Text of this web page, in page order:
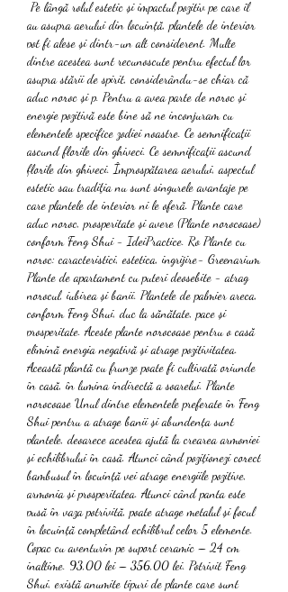
au asupra aerului din locuință, plantele de interior
pot fi alese și dintr-un alt considerent. Multe
dintre acestea sunt recunoscute pentru efectul lor
asupra stării de spirit, considerându-se chiar că
aduc noroc și p. Pentru a avea parte de noroc și
energie pozitivă este bine să ne inconjuram cu
elementele specifice zodiei noastre. Ce semnificaţii
ascund florile din ghiveci. Ce semnificaţii ascund
florile din ghiveci. Împrospătarea aerului, aspectul
estetic sau tradiţia nu sunt singurele avantaje pe
care plantele de interior ni le oferă. Plante care
aduc noroc, prosperitate și avere (Plante norocoase)
conform Feng Shui - IdeiPractice. Ro Plante cu
noroc: caracteristici, estetica, ingrijire- Greenarium
Plante de apartament cu puteri deosebite - atrag
norocul, iubirea și banii. Plantele de palmier areca,
conform Feng Shui, duc la sănătate, pace și
prosperitate. Aceste plante norocoase pentru o casă
elimină energia negativă și atrage pozitivitatea.
Această plantă cu frunze poate fi cultivată oriunde
în casă, în lumina indirectă a soarelui. Plante
norocoase Unul dintre elementele preferate în Feng
Shui pentru a atrage banii și abundența sunt
plantele, deoarece acestea ajută la crearea armoniei
și echilibrului în casă. Atunci când poziționezi corect
bambusul în locuință vei atrage energiile pozitive,
armonia și prosperitatea. Atunci când panta este
pusă în vaza potrivită, poate atrage metalul și focul
în locuință completând echilibrul celor 5 elemente.
Copac cu aventurin pe suport ceramic – 24 cm
inaltime. 93,00 lei – 356,00 lei. Potrivit Feng
Shui, există anumite tipuri de plante care sunt